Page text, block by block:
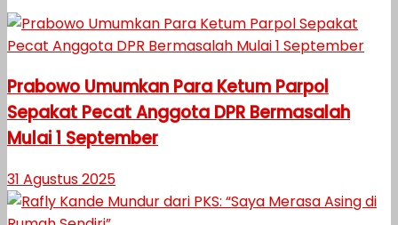
Prabowo Umumkan Para Ketum Parpol
Sepakat Pecat Anggota DPR Bermasalah
Mulai 1 September
31 Agustus 2025